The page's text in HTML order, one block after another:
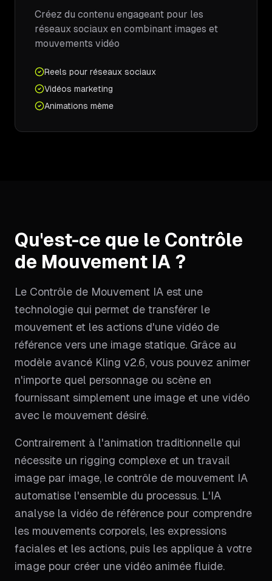
Créez du contenu engageant pour les
réseaux sociaux en combinant images et
mouvements vidéo
Reels pour réseaux sociaux
Vidéos marketing
Animations mème
Qu'est-ce que le Contrôle
de Mouvement IA ?
Le Contrôle de Mouvement IA est une
technologie qui permet de transférer le
mouvement et les actions d'une vidéo de
référence vers une image statique. Grâce au
modèle avancé Kling v2.6, vous pouvez animer
n'importe quel personnage ou scène en
fournissant simplement une image et une vidéo
avec le mouvement désiré.
Contrairement à l'animation traditionnelle qui
nécessite un rigging complexe et un travail
image par image, le contrôle de mouvement IA
automatise l'ensemble du processus. L'IA
analyse la vidéo de référence pour comprendre
les mouvements corporels, les expressions
faciales et les actions, puis les applique à votre
image pour créer une vidéo animée fluide.